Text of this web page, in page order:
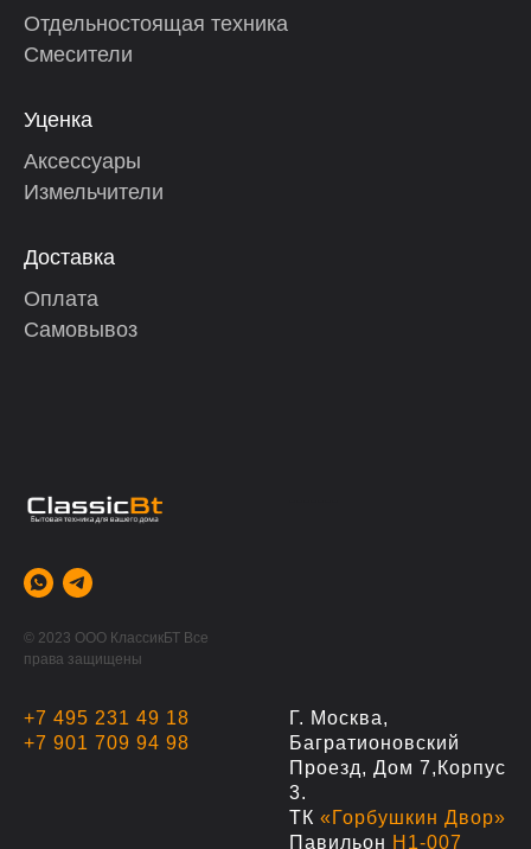
Отдельностоящая техника
Смесители
Уценка
Аксессуары
Измельчители
Доставка
Оплата
Самовывоз
© 2023 ООО КлассикБТ Все
права защищены
+7 495 231 49 18
+7 901 709 94 98
Г. Москва,
Багратионовский
Проезд, Дом 7,корпус
3.
ТК «Горбушкин Двор»
Павильон Н1-007